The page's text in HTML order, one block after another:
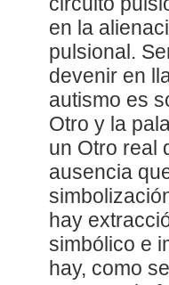
en la
pulsional.
devenir en
autismo es
Otro y la
un Otro real
ausencia
hay
simbólico e
hay, como